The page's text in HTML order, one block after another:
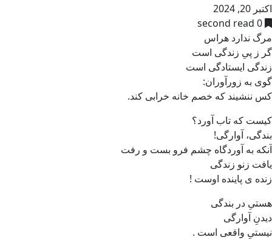
اکتبر 20, 2024
0 second read
مرگ ندارد هراس
گر ز پیِ زندگی است
زندگی ایستادگی است
گوی به زورآوران:
کس ننشیند که خصم خانه خرابی کند.
کیست که تاب آورد؟
بندگی، آوارگی!
آنکه به آوردگاه چشم فرو بست و رفت
یافت زنو زندگی
زنده ی پاینده اوست !
هستیِ در بندگی
دیدنِ آوارگی
نیستیِ واقعی است .